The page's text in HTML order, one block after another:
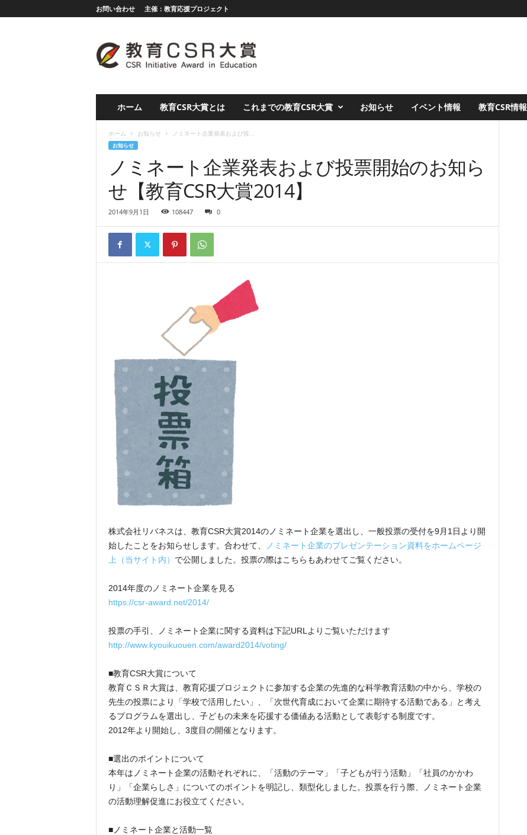
お問い合わせ 主催：教育応援プロジェクト
応
援
大
ホーム 教育CSR大賞とは これまでの教育CSR大賞 お知らせ イベント情報 教育CSR情報
ホーム お知らせ ノミネート企業発表および投...
お知らせ
ノミネート企業発表および投票開始のお知ら
せ【教育CSR大賞2014】
2014年9月1日 108447 0
株式会社リバネスは、教育CSR大賞2014のノミネート企業を選出し、一般投票の受付を9月1日より開
始したことをお知らせします。合わせて、
ノミネート企業のプレゼンテーション資料をホームページ
上（当サイト内） で公開しました。投票の際はこちらもあわせてご覧ください。
2014年度のノミネート企業を見る
https://csr-award.net/2014/
投票の手引、ノミネート企業に関する資料は下記URLよりご覧いただけます
http://www.kyouikuouen.com/award2014/voting/
■教育CSR大賞について
教育ＣＳＲ大賞は、教育応援プロジェクトに参加する企業の先進的な科学教育活動の中から、学校の
先生の投票により「学校で活用したい」、「次世代育成において企業に期待する活動である」と考え
るプログラムを選出し、子どもの未来を応援する価値ある活動として表彰する制度です。
2012年より開始し、3度目の開催となります。
■選出のポイントについて
本年はノミネート企業の活動それぞれに、「活動のテーマ」「子どもが行う活動」「社員のかかわ
り」「企業らしさ」についてのポイントを明記し、類型化しました。投票を行う際、ノミネート企業
の活動理解促進にお役立てください。
■ノミネート企業と活動一覧